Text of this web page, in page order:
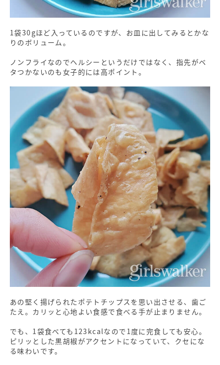
1袋30gほど入っているのですが、お皿に出してみるとかな
りのボリューム。
ノンフライなのでヘルシーというだけではなく、指先がベ
タつかないのも女子的には高ポイント。
あの堅く揚げられたポテトチップスを思い出させる、歯ご
たえ。カリッと心地よい食感で食べる手が止まりません。
でも、1袋食べても123kcalなので1度に完食しても安心。
ピリッとした黒胡椒がアクセントになっていて、クセにな
る味わいです。